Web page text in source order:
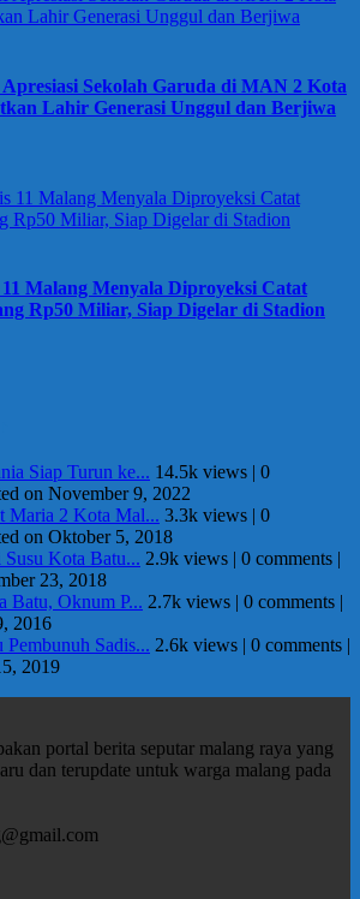
Sekolah Garuda di MAN 2 Kota
Lahir Generasi Unggul dan Berjiwa
Malang Menyala Diproyeksi Catat
Rp50 Miliar, Siap Digelar di Stadion
Siap Turun ke... 14.5k views | 0
on November 9, 2022
Maria 2 Kota Mal... 3.3k views | 0
on Oktober 5, 2018
Susu Kota Batu... 2.9k views | 0 comments |
23, 2018
Batu, Oknum P... 2.7k views | 0 comments |
2016
Pembunuh Sadis... 2.6k views | 0 comments |
2019
portal berita seputar malang raya yang
dan terupdate untuk warga malang pada